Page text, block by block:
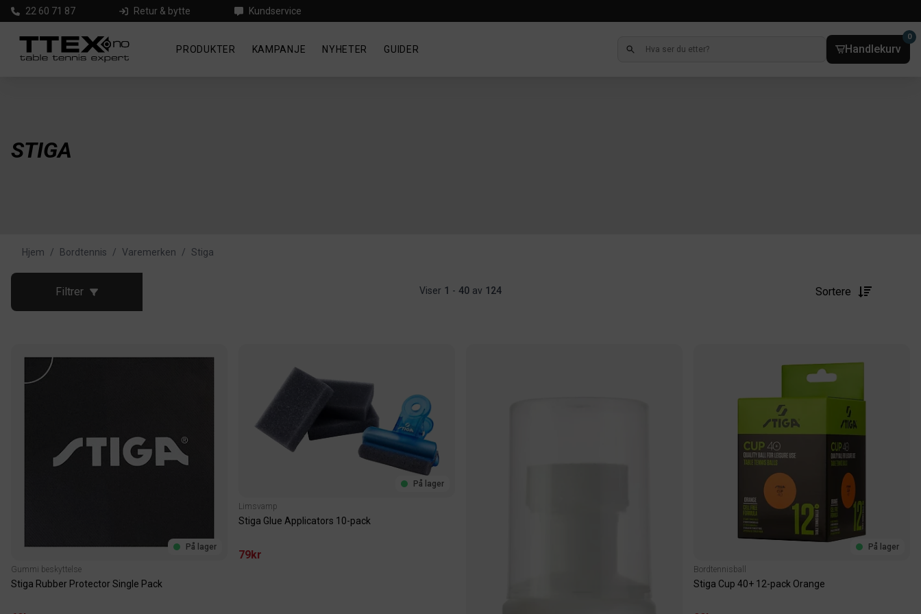
22 60 71 87 Retur & bytte Kundservice
PRODUKTER KAMPANJE NYHETER GUIDER Handlekurv
0
STIGA
Hjem / Bordtennis / Varemerken / Stiga
Filtrer Viser 1 - 40 av 124 Sortere
På lager
Gummi beskyttelse
Stiga Rubber Protector Single Pack
På lager
Limsvamp
Stiga Glue Applicators 10-pack
79kr
På lager
Bordtennisball
Stiga Cup 40+ 12-pack Orange